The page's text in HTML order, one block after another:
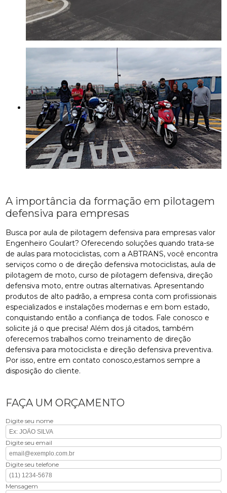
A importância da formação em pilotagem
defensiva para empresas
Busca por aula de pilotagem defensiva para empresas valor
Engenheiro Goulart? Oferecendo soluções quando trata-se
de aulas para motociclistas, com a ABTRANS, você encontra
serviços como o de direção defensiva motociclistas, aula de
pilotagem de moto, curso de pilotagem defensiva, direção
defensiva moto, entre outras alternativas. Apresentando
produtos de alto padrão, a empresa conta com profissionais
especializados e instalações modernas e em bom estado,
conquistando então a confiança de todos. Fale conosco e
solicite já o que precisa! Além dos já citados, também
oferecemos trabalhos como treinamento de direção
defensiva para motociclista e direção defensiva preventiva.
Por isso, entre em contato conosco,estamos sempre a
disposição do cliente.
FAÇA UM ORÇAMENTO
Digite seu nome
Digite seu email
Digite seu telefone
Mensagem